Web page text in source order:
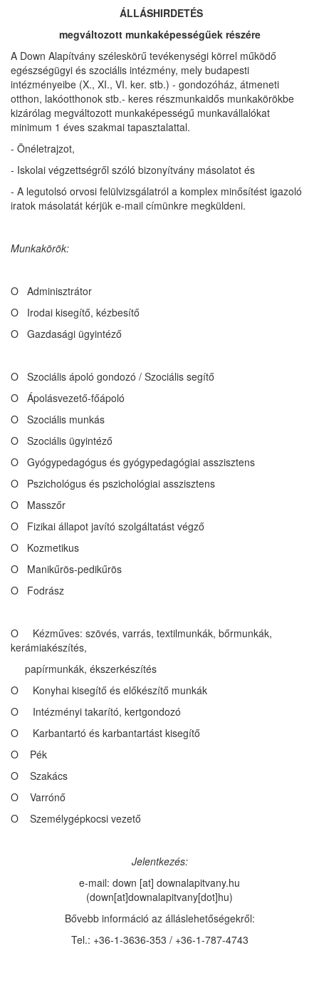
ÁLLÁSHIRDETÉS
megváltozott munkaképességűek részére
A Down Alapítvány széleskörű tevékenységi körrel működő
egészségügyi és szociális intézmény, mely budapesti
intézményeibe (X., XI., VI. ker. stb.) - gondozóház, átmeneti
otthon, lakóotthonok stb.- keres részmunkaidős munkakörökbe
kizárólag megváltozott munkaképességű munkavállalókat
minimum 1 éves szakmai tapasztalattal.
- Önéletrajzot,
- Iskolai végzettségről szóló bizonyítvány másolatot és
- A legutolsó orvosi felülvizsgálatról a komplex minősítést igazoló
iratok másolatát kérjük e-mail címünkre megküldeni.
Munkakörök:
O Adminisztrátor
O Irodai kisegítő, kézbesítő
O Gazdasági ügyintéző
O Szociális ápoló gondozó / Szociális segítő
O Ápolásvezető-főápoló
O Szociális munkás
O Szociális ügyintéző
O Gyógypedagógus és gyógypedagógiai asszisztens
O Pszichológus és pszichológiai asszisztens
O Masszőr
O Fizikai állapot javító szolgáltatást végző
O Kozmetikus
O Manikűrös-pedikűrös
O Fodrász
O Kézműves: szövés, varrás, textilmunkák, bőrmunkák,
kerámiakészítés,
papírmunkák, ékszerkészítés
O Konyhai kisegítő és előkészítő munkák
O Intézményi takarító, kertgondozó
O Karbantartó és karbantartást kisegítő
O Pék
O Szakács
O Varrónő
O Személygépkocsi vezető
Jelentkezés:
e-mail: down [at] downalapitvany.hu
(down[at]downalapitvany[dot]hu)
Bővebb információ az álláslehetőségekről:
Tel.: +36-1-3636-353 / +36-1-787-4743